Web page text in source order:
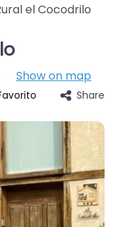
el Cocodrilo
Show on map
Share